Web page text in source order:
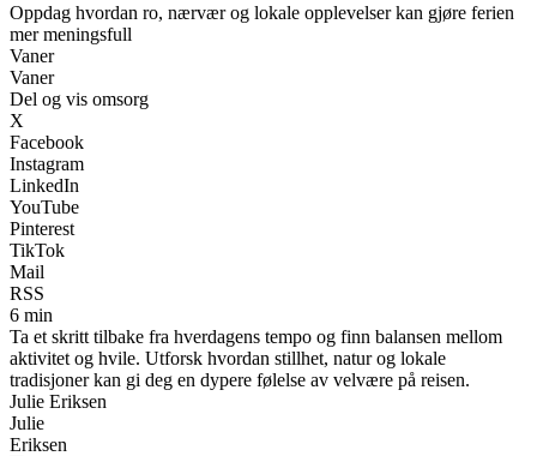
Oppdag hvordan ro, nærvær og lokale opplevelser kan gjøre ferien
mer meningsfull
Vaner
Vaner
Del og vis omsorg
X
Facebook
Instagram
LinkedIn
YouTube
Pinterest
TikTok
Mail
RSS
6 min
Ta et skritt tilbake fra hverdagens tempo og finn balansen mellom
aktivitet og hvile. Utforsk hvordan stillhet, natur og lokale
tradisjoner kan gi deg en dypere følelse av velvære på reisen.
Julie Eriksen
Julie
Eriksen